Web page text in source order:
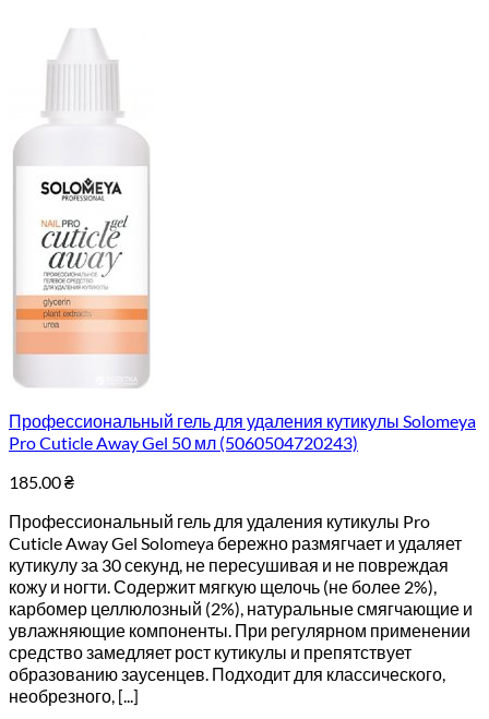
Профессиональный гель для удаления кутикулы Solomeya
Pro Cuticle Away Gel 50 мл (5060504720243)
185.00₴
Профессиональный гель для удаления кутикулы Pro
Cuticle Away Gel Solomeya бережно размягчает и удаляет
кутикулу за 30 секунд, не пересушивая и не повреждая
кожу и ногти. Содержит мягкую щелочь (не более 2%),
карбомер целлюлозный (2%), натуральные смягчающие и
увлажняющие компоненты. При регулярном применении
средство замедляет рост кутикулы и препятствует
образованию заусенцев. Подходит для классического,
необрезного, [...]